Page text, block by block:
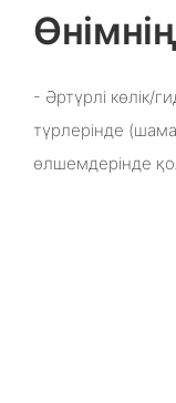
- Әртүрлі көлік/
түрлерінде
өлшемдерінде